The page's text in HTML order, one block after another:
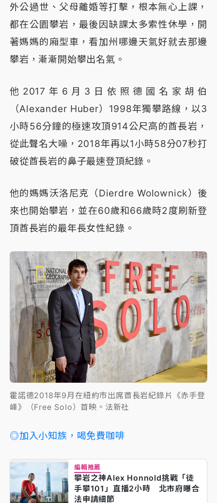
外公過世、父母離婚等打擊，根本無心上課，
都在公園攀岩，最後因缺課太多索性休學，開
著媽媽的廂型車，看加州哪邊天氣好就去那邊
攀岩，漸漸開始攀出名氣。
他2017年6月3日依照德國名家胡伯
（Alexander Huber）1998年獨攀路線，以3
小時56分鐘的極速攻頂914公尺高的酋長岩，
從此聲名大噪，2018年再以1小時58分07秒打
破從酋長岩的鼻子最速登頂紀錄。
他的媽媽沃洛尼克（Dierdre Wolownick）後
來也開始攀岩，並在60歲和66歲時2度刷新登
頂酋長岩的最年長女性紀錄。
霍諾德2018年9月在紐約市出席酋長岩紀錄片《赤手登
峰》（Free Solo）首映。法新社
◎加入小知族，喝免費咖啡
編輯推薦
攀岩之神Alex Honnold挑戰「徒
手攀101」直播2小時 北市府曝合
法申請細節